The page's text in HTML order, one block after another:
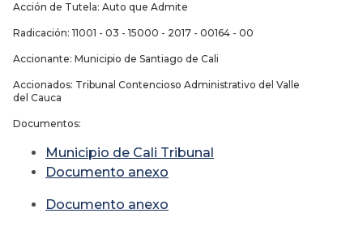
Acción de Tutela: Auto que Admite
Radicación: 11001 - 03 - 15000 - 2017 - 00164 - 00
Accionante: Municipio de Santiago de Cali
Accionados: Tribunal Contencioso Administrativo del Valle
del Cauca
Documentos:
Municipio de Cali Tribunal
Documento anexo
Documento anexo